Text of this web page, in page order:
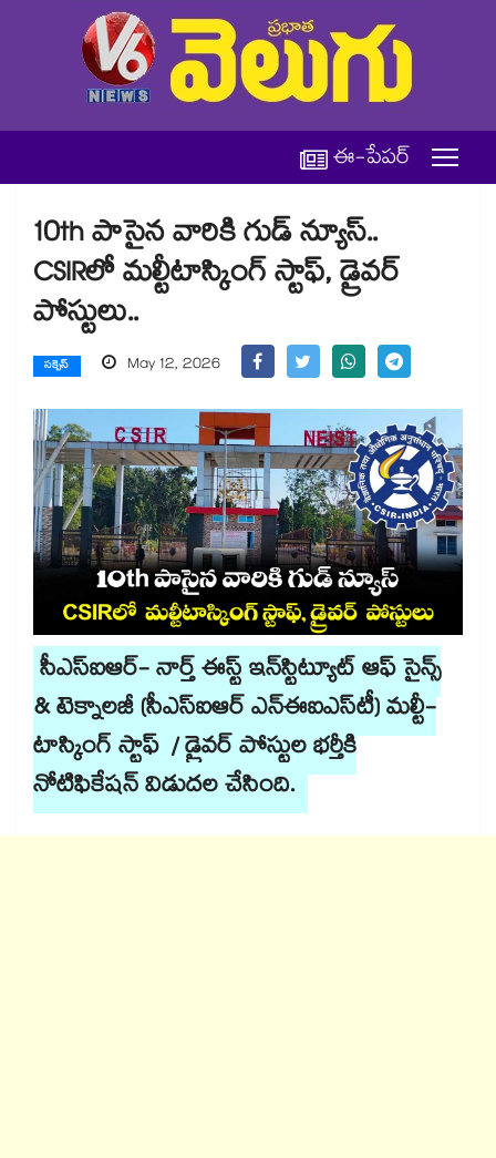
ఈ-పేపర్
10th పాసైన వారికి గుడ్ న్యూస్..
CSIRలో మల్టీటాస్కింగ్ స్టాఫ్, డ్రైవర్
పోస్టులు..
సక్సెస్ May 12, 2026
సీఎస్ఐఆర్- నార్త్ ఈస్ట్ ఇన్​స్టిట్యూట్ ఆఫ్ సైన్స్
& టెక్నాలజీ (సీఎస్ఐఆర్ ఎన్ఈఐఎస్​టీ) మల్టీ-
టాస్కింగ్ స్టాఫ్ / డ్రైవర్ పోస్టుల భర్తీకి
నోటిఫికేషన్ విడుదల చేసింది.